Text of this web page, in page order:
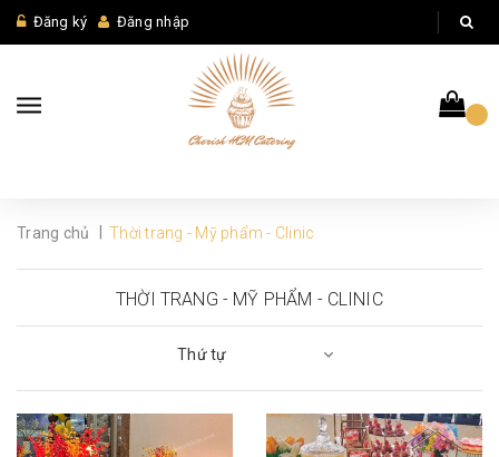
Đăng ký Đăng nhập
Trang chủ Thời trang - Mỹ phẩm - Clinic
THỜI TRANG - MỸ PHẨM - CLINIC
Thứ tự